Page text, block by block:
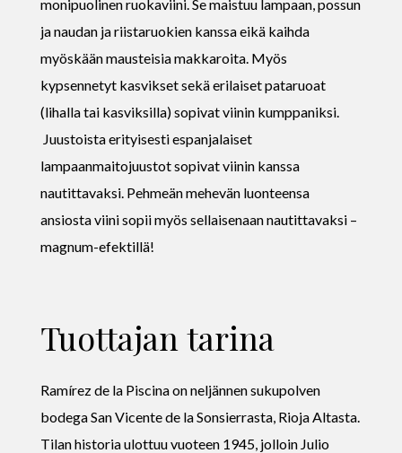
monipuolinen ruokaviini. Se maistuu lampaan, possun
ja naudan ja riistaruokien kanssa eikä kaihda
myöskään mausteisia makkaroita. Myös
kypsennetyt kasvikset sekä erilaiset pataruoat
(lihalla tai kasviksilla) sopivat viinin kumppaniksi.
Juustoista erityisesti espanjalaiset
lampaanmaitojuustot sopivat viinin kanssa
nautittavaksi. Pehmeän mehevän luonteensa
ansiosta viini sopii myös sellaisenaan nautittavaksi –
magnum-efektillä!
Tuottajan tarina
Ramírez de la Piscina on neljännen sukupolven
bodega San Vicente de la Sonsierrasta, Rioja Altasta.
Tilan historia ulottuu vuoteen 1945, jolloin Julio